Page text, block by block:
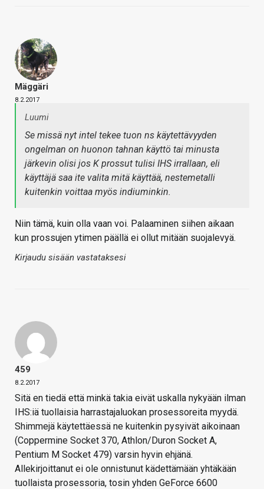
Mäggäri
8.2.2017
Luumi
Se missä nyt intel tekee tuon ns käytettävyyden
ongelman on huonon tahnan käyttö tai minusta
järkevin olisi jos K prossut tulisi IHS irrallaan, eli
käyttäjä saa ite valita mitä käyttää, nestemetalli
kuitenkin voittaa myös indiuminkin.
Niin tämä, kuin olla vaan voi. Palaaminen siihen aikaan
kun prossujen ytimen päällä ei ollut mitään suojalevyä.
Kirjaudu sisään vastataksesi
459
8.2.2017
Sitä en tiedä että minkä takia eivät uskalla nykyään ilman
IHS:iä tuollaisia harrastajaluokan prosessoreita myydä.
Shimmejä käytettäessä ne kuitenkin pysyivät aikoinaan
(Coppermine Socket 370, Athlon/Duron Socket A,
Pentium M Socket 479) varsin hyvin ehjänä.
Allekirjoittanut ei ole onnistunut kädettämään yhtäkään
tuollaista prosessoria, tosin yhden GeForce 6600